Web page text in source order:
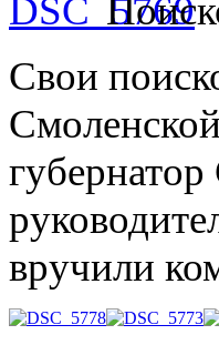
Свои
вручили